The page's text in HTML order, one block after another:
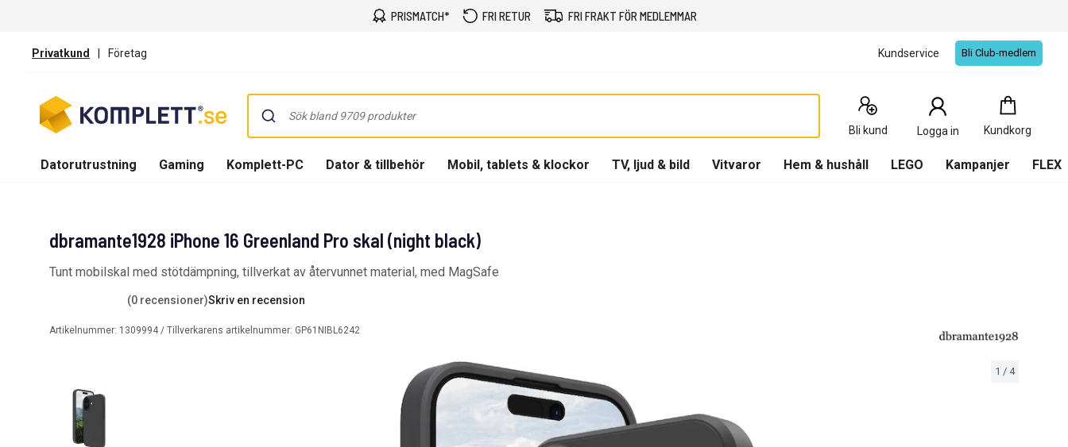
PRISMATCH* FRI RETUR FRI FRAKT FÖR MEDLEMMAR
Privatkund | Företag Kundservice Bli Club-medlem
Bli kund Logga in Kundkorg
Kundkorg
0
Produkter
Datorutrustning Gaming Komplett-PC Dator & tillbehör Mobil, tablets & klockor TV, ljud & bild Vitvaror Hem & hushåll LEGO Kampanjer FLEX
1 / 4
dbramante1928 iPhone 16 Greenland Pro skal (night black)
Tunt mobilskal med stötdämpning, tillverkat av återvunnet material, med MagSafe
(0 recensioner)Skriv en recension
Artikelnummer: 1309994 / Tillverkarens artikelnummer: GP61NIBL6242